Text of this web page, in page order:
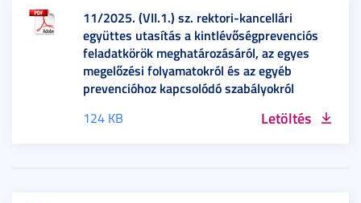
11/2025. (VII.1.) sz. rektori-kancellári
együttes utasítás a kintlévőségprevenciós
feladatkörök meghatározásáról, az egyes
megelőzési folyamatokról és az egyéb
prevencióhoz kapcsolódó szabályokról
124 KB Letöltés